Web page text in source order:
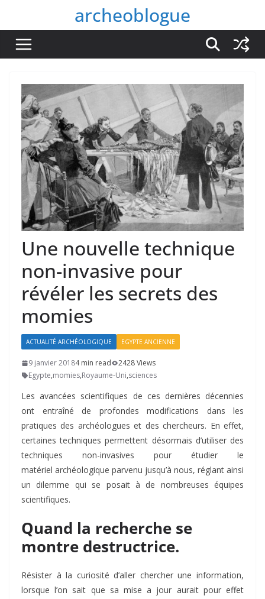
contenu
archeoblogue
Une nouvelle technique
non-invasive pour
révéler les secrets des
momies
ACTUALITÉ ARCHÉOLOGIQUE EGYPTE ANCIENNE
9 janvier 20184 min read
2428 Views
Egypte,momies,Royaume-Uni,sciences
Les avancées scientifiques de ces dernières décennies
ont entraîné de profondes modifications dans les
pratiques des archéologues et des chercheurs. En effet,
certaines techniques permettent désormais d’utiliser des
techniques non-invasives pour étudier le
matériel archéologique parvenu jusqu’à nous, réglant ainsi
un dilemme qui se posait à de nombreuses équipes
scientifiques.
Quand la recherche se
montre destructrice.
Résister à la curiosité d’aller chercher une information,
lorsque l’on sait que sa mise a jour aurait pour effet